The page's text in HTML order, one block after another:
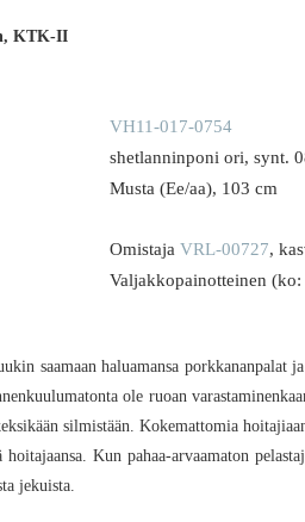
KTK-II
VH11-017-0754
shetlanninponi ori, synt.
Musta (Ee/aa), 103 cm
Omistaja VRL-00727,
Valjakkopainotteinen (ko:
saamaan haluamansa porkkananpalat
ole ruoan
silmistään. Kokemattomia
Kun pahaa-arvaamaton
jekuista.